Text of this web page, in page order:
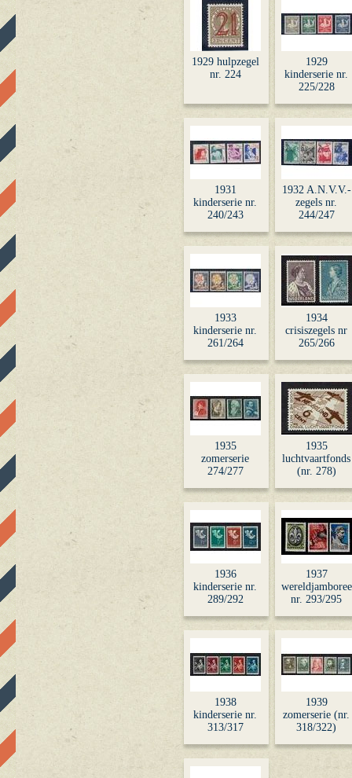
1929 hulpzegel
nr. 224
1929
kinderserie nr.
225/228
1931
kinderserie nr.
240/243
1932 A.N.V.V.-
zegels nr.
244/247
1933
kinderserie nr.
261/264
1934
crisiszegels nr
265/266
1935
zomerserie
274/277
1935
luchtvaartfonds
(nr. 278)
1936
kinderserie nr.
289/292
1937
wereldjamboree
nr. 293/295
1938
kinderserie nr.
313/317
1939
zomerserie (nr.
318/322)